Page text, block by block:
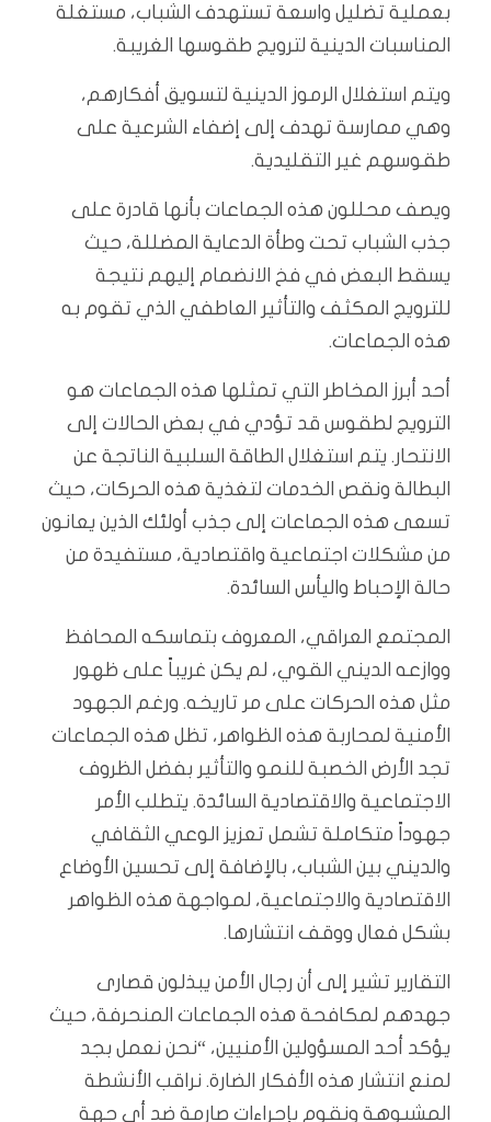
بعملية تضليل واسعة تستهدف الشباب، مستغلة
المناسبات الدينية لترويج طقوسها الغريبة.
ويتم استغلال الرموز الدينية لتسويق أفكارهم،
وهي ممارسة تهدف إلى إضفاء الشرعية على
طقوسهم غير التقليدية.
ويصف محللون هذه الجماعات بأنها قادرة على
جذب الشباب تحت وطأة الدعاية المضللة، حيث
يسقط البعض في فخ الانضمام إليهم نتيجة
للترويج المكثف والتأثير العاطفي الذي تقوم به
هذه الجماعات.
أحد أبرز المخاطر التي تمثلها هذه الجماعات هو
الترويج لطقوس قد تؤدي في بعض الحالات إلى
الانتحار. يتم استغلال الطاقة السلبية الناتجة عن
البطالة ونقص الخدمات لتغذية هذه الحركات، حيث
تسعى هذه الجماعات إلى جذب أولئك الذين يعانون
من مشكلات اجتماعية واقتصادية، مستفيدة من
حالة الإحباط واليأس السائدة.
المجتمع العراقي، المعروف بتماسكه المحافظ
ووازعه الديني القوي، لم يكن غريباً على ظهور
مثل هذه الحركات على مر تاريخه. ورغم الجهود
الأمنية لمحاربة هذه الظواهر، تظل هذه الجماعات
تجد الأرض الخصبة للنمو والتأثير بفضل الظروف
الاجتماعية والاقتصادية السائدة. يتطلب الأمر
جهوداً متكاملة تشمل تعزيز الوعي الثقافي
والديني بين الشباب، بالإضافة إلى تحسين الأوضاع
الاقتصادية والاجتماعية، لمواجهة هذه الظواهر
بشكل فعال ووقف انتشارها.
التقارير تشير إلى أن رجال الأمن يبذلون قصارى
جهدهم لمكافحة هذه الجماعات المنحرفة، حيث
يؤكد أحد المسؤولين الأمنيين، “نحن نعمل بجد
لمنع انتشار هذه الأفكار الضارة. نراقب الأنشطة
المشبوهة ونقوم بإجراءات صارمة ضد أي جهة